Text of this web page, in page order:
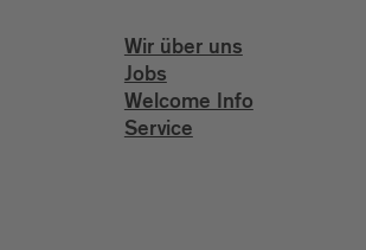
Wir über uns
Jobs
Welcome Info
Service